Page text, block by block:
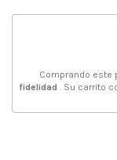
Comprando este
fidelidad . Su carrito